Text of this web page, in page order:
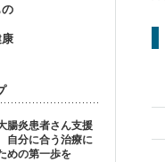
腸炎患者さん支援
分に合う治療に
めの第一歩を